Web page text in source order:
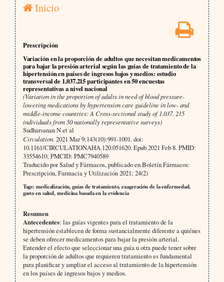
Inicio
Prescripción
Variación en la proporción de adultos que necesitan medicamentos
para bajar la presión arterial según las guías de tratamiento de la
hipertensión en países de ingresos bajos y medios: estudio
transversal de 1,037.215 participantes en 50 encuestas
representativas a nivel nacional
(Variation in the proportion of adults in need of blood pressure-
lowering medications by hypertension care guideline in low- and
middle-income countries: A Cross-sectional study of 1.037. 215
individuals from 50 nationally representative surveys)
Sudharsanan N et al
Circulation. 2021 Mar 9;143(10):991-1001. doi:
10.1161/CIRCULATIONAHA.120.051620. Epub 2021 Feb 8. PMID:
33554610; PMCID: PMC7940589
Traducido por Salud y Fármacos, publicado en Boletín Fármacos:
Prescripción, Farmacia y Utilización 2021; 24(2)
Tags: medicalización, guías de tratamiento, exageración de la enfermedad,
gasto en salud, medicina basada en la evidencia
Resumen
Antecedentes: las guías vigentes para el tratamiento de la
hipertensión establecen de forma sustancialmente diferente a quiénes
se deben ofrecer medicamentos para bajar la presión arterial.
Entender el efecto que seleccionar una guía u otra puede tener sobre
la proporción de adultos que requieren tratamiento es fundamental
para planificar y ampliar el acceso al tratamiento de la hipertensión
en los países de ingresos bajos y medios.